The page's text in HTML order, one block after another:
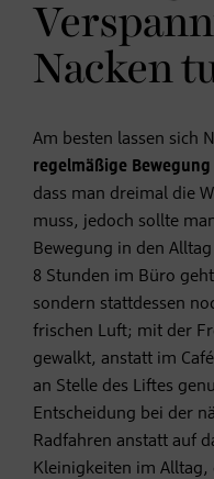
Nacken
Am besten lassen sich
regelmäßige Bewegung
dass man dreimal die
muss, jedoch sollte
Bewegung in den
8 Stunden im Büro
sondern stattdessen
frischen Luft; mit der
gewalkt, anstatt im
an Stelle des Liftes
Entscheidung bei der
Radfahren anstatt auf
Kleinigkeiten im